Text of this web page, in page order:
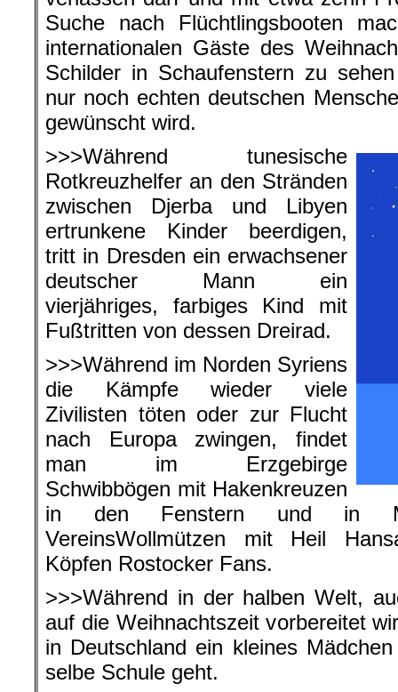
Suche nach Flüchtlingsbooten
internationalen Gäste des
Schilder in Schaufenstern zu
nur noch echten deutschen
gewünscht wird.
>>>Während tunesische
Rotkreuzhelfer an den Stränden
zwischen Djerba und Libyen
ertrunkene Kinder beerdigen,
tritt in Dresden ein erwachsener
deutscher Mann ein
vierjähriges, farbiges Kind mit
Fußtritten von dessen Dreirad.
>>>Während im Norden Syriens
die Kämpfe wieder viele
Zivilisten töten oder zur Flucht
nach Europa zwingen, findet
man im Erzgebirge
Schwibbögen mit Hakenkreuzen
in den Fenstern und in
VereinsWollmützen mit Heil
Köpfen Rostocker Fans.
>>>Während in der halben Welt,
auf die Weihnachtszeit vorbereitet
in Deutschland ein kleines
selbe Schule geht.